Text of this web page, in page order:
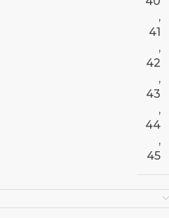
,
41
,
42
,
43
,
44
,
45